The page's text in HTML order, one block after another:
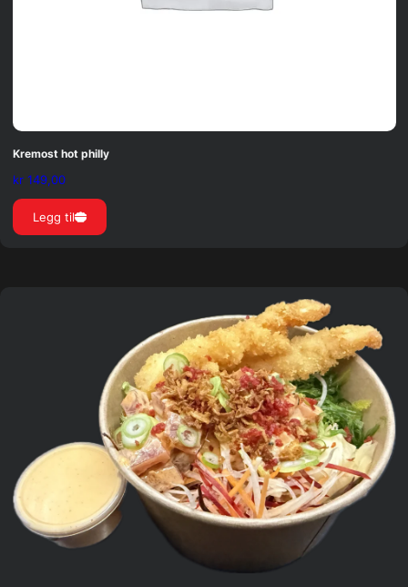
Kremost hot philly
kr149,00
Legg til